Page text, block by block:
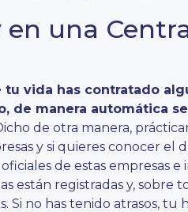
en una
vida has contratado
de manera automática
de otra manera,
y si quieres conocer el
de estas empresas
están registradas y, sobre
no has tenido atrasos, tu